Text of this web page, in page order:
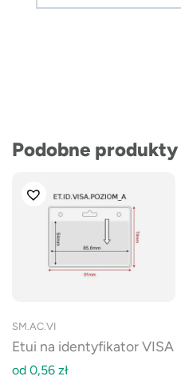
Podobne produkty
SM.AC.VI
Etui na identyfikator VISA
od 0,56 zł